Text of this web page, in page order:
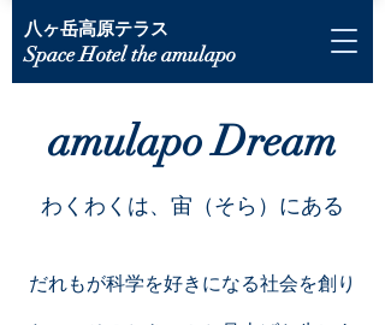
八ヶ岳高原テラス
Space Hotel the amulapo
amulapo Dream
​わくわくは、宙（そら）にある
だれもが科学を好きになる社会を創り